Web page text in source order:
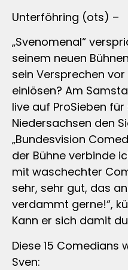
Unterföhring (ots) –
„Svenomenal“
seinem neuen
sein Versprechen
einlösen? Am
live auf ProSieben
Niedersachsen den
„Bundesvision
der Bühne verbinde
mit waschechter
sehr, sehr gut, das
verdammt gerne!“,
Kann er sich damit
Diese 15 Comedians
Sven: